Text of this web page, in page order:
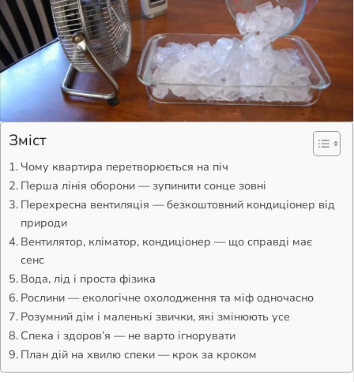
Зміст
Чому квартира перетворюється на піч
Перша лінія оборони — зупинити сонце зовні
Перехресна вентиляція — безкоштовний кондиціонер від
природи
Вентилятор, кліматор, кондиціонер — що справді має
сенс
Вода, лід і проста фізика
Рослини — екологічне охолодження та міф одночасно
Розумний дім і маленькі звички, які змінюють усе
Спека і здоров’я — не варто ігнорувати
План дій на хвилю спеки — крок за кроком